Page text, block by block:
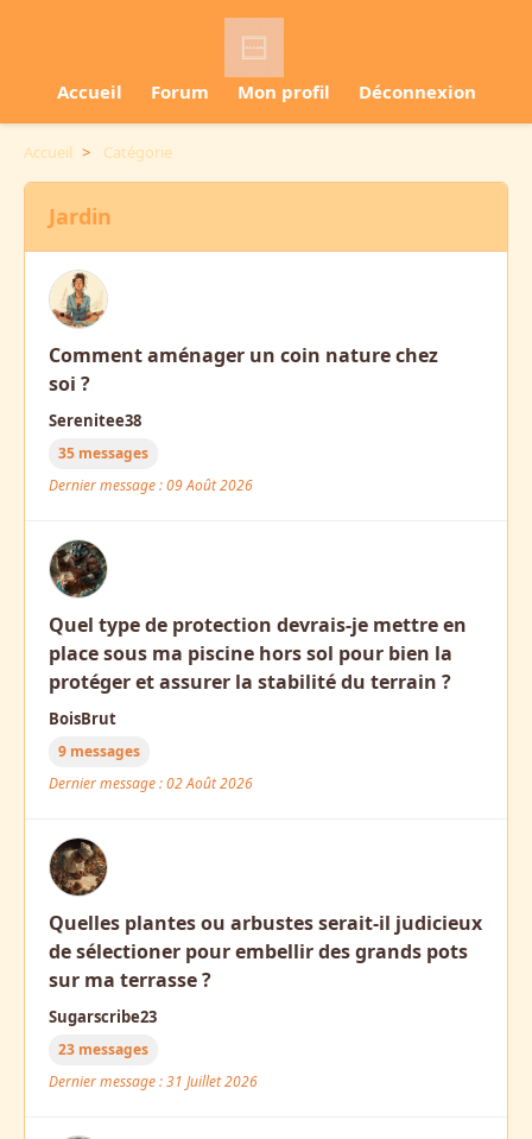
Accueil Forum Mon profil Déconnexion
Accueil > Catégorie
Jardin
Comment aménager un coin nature chez
soi ?
Serenitee38
35 messages
Dernier message : 09 Août 2026
Quel type de protection devrais-je mettre en
place sous ma piscine hors sol pour bien la
protéger et assurer la stabilité du terrain ?
BoisBrut
9 messages
Dernier message : 02 Août 2026
Quelles plantes ou arbustes serait-il judicieux
de sélectioner pour embellir des grands pots
sur ma terrasse ?
Sugarscribe23
23 messages
Dernier message : 31 Juillet 2026